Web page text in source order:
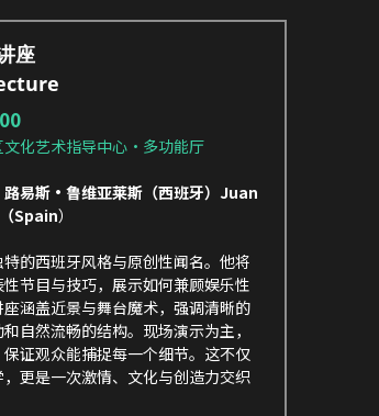
座
文化艺术指导中心·多功能厅
易斯·鲁维亚莱斯（西班牙）Juan
Spain）
的西班牙风格与原创性闻名。他将
节目与技巧，展示如何兼顾娱乐性
涵盖近景与舞台魔术，强调清晰的
自然流畅的结构。现场演示为主，
证观众能捕捉每一个细节。这不仅
更是一次激情、文化与创造力交织